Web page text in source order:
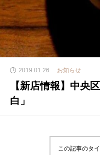
2019.01.26 お知らせ
【新店情報】中央
白」
この記事のタ